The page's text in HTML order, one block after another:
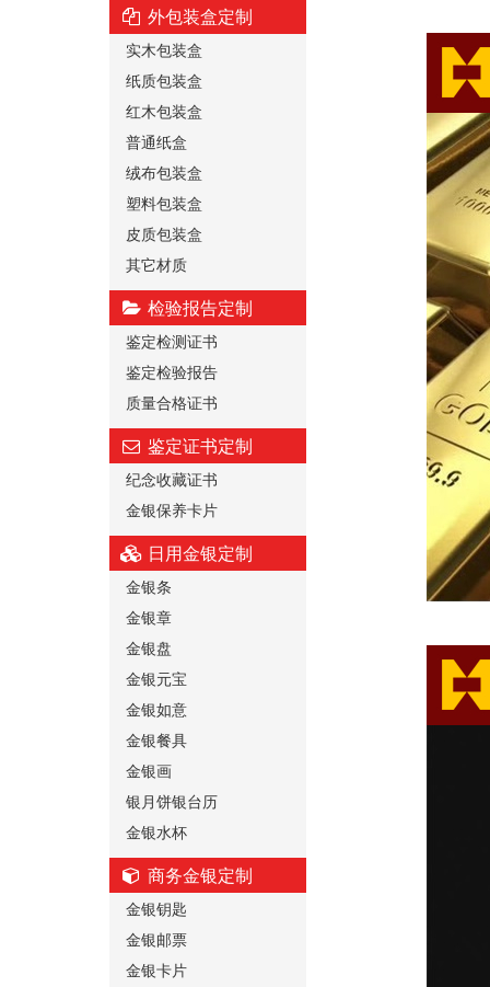
外包装盒定制
实木包装盒
纸质包装盒
红木包装盒
普通纸盒
绒布包装盒
塑料包装盒
皮质包装盒
其它材质
检验报告定制
鉴定检测证书
鉴定检验报告
质量合格证书
鉴定证书定制
纪念收藏证书
金银保养卡片
日用金银定制
金银条
金银章
金银盘
金银元宝
金银如意
金银餐具
金银画
银月饼银台历
金银水杯
商务金银定制
金银钥匙
金银邮票
金银卡片